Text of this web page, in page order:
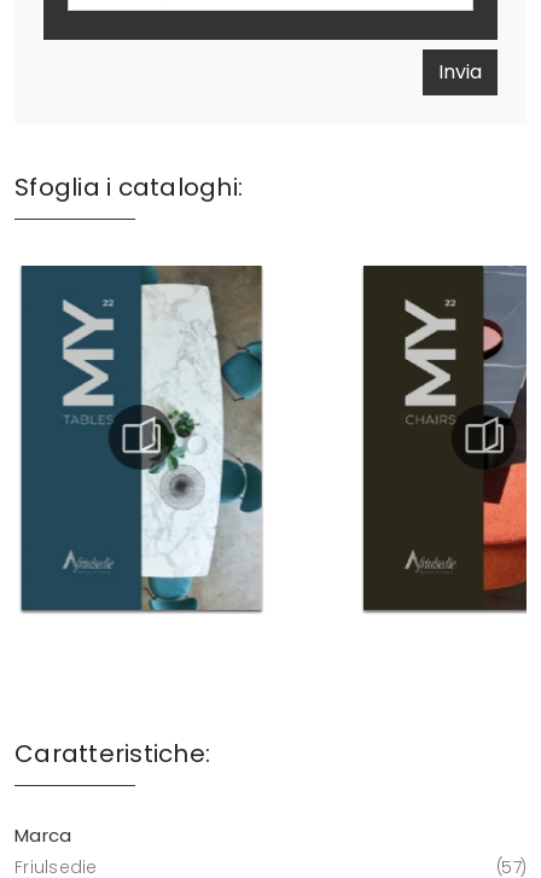
Invia
Sfoglia i cataloghi:
Caratteristiche:
Marca
Friulsedie 57